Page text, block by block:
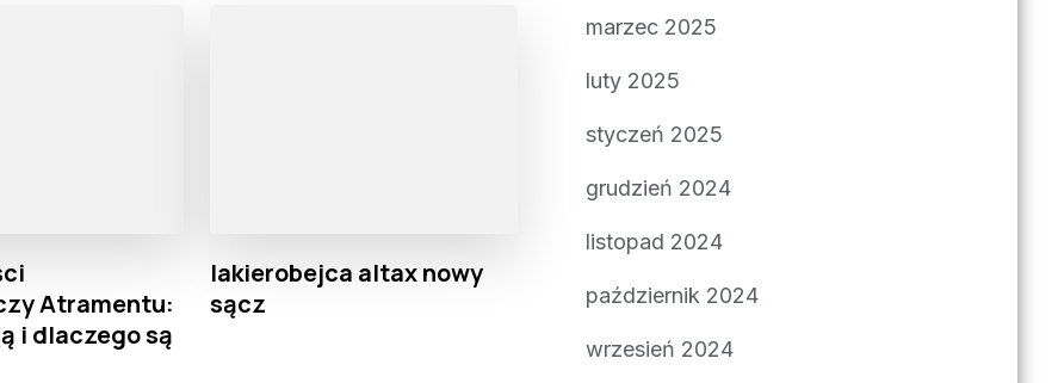
Atramentu:
i dlaczego są
lakierobejca altax nowy
sącz
marzec 2025
luty 2025
styczeń 2025
grudzień 2024
listopad 2024
październik 2024
wrzesień 2024